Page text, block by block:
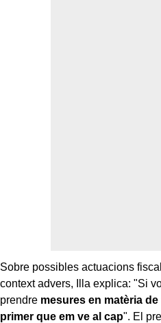
Sobre possibles actuacions
context advers, Illa explica: "Si
prendre mesures en matèria
primer que em ve al cap". El